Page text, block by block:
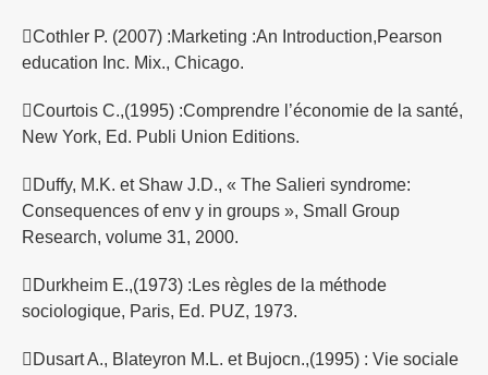
Cothler P. (2007) :Marketing :An Introduction,Pearson
education Inc. Mix., Chicago.
Courtois C.,(1995) :Comprendre l’économie de la santé,
New York, Ed. Publi Union Editions.
Duffy, M.K. et Shaw J.D., « The Salieri syndrome:
Consequences of env y in groups », Small Group
Research, volume 31, 2000.
Durkheim E.,(1973) :Les règles de la méthode
sociologique, Paris, Ed. PUZ, 1973.
Dusart A., Blateyron M.L. et Bujocn.,(1995) : Vie sociale